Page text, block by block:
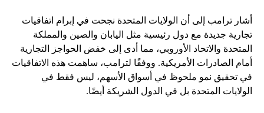
أشار ترامب إلى أن الولايات المتحدة نجحت في إبرام اتفاقيات
تجارية جديدة مع دول رئيسية مثل اليابان والصين والمملكة
المتحدة والاتحاد الأوروبي، مما أدى إلى خفض الحواجز التجارية
أمام الصادرات الأمريكية. ووفقًا لترامب، ساهمت هذه الاتفاقيات
في تحقيق نمو ملحوظ في أسواق الأسهم، ليس فقط في
الولايات المتحدة بل في الدول الشريكة أيضًا.